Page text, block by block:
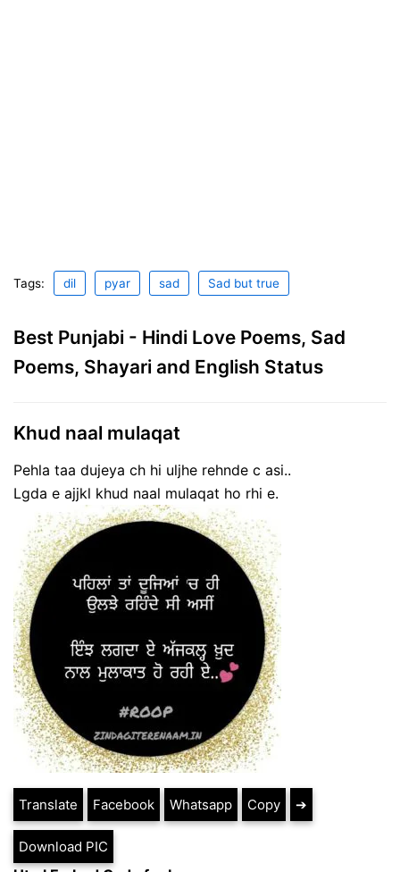
Tags: dil pyar sad Sad but true
Best Punjabi - Hindi Love Poems, Sad
Poems, Shayari and English Status
Khud naal mulaqat
Pehla taa dujeya ch hi uljhe rehnde c asi..
Lgda e ajjkl khud naal mulaqat ho rhi e.
Translate Facebook Whatsapp Copy ➔
Download PIC